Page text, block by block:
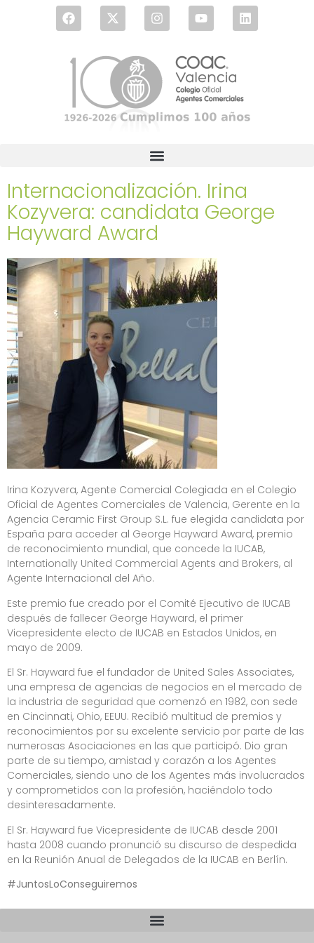
Internacionalización. Irina
Kozyvera: candidata George
Hayward Award
Irina Kozyvera, Agente Comercial Colegiada en el Colegio
Oficial de Agentes Comerciales de Valencia, Gerente en la
Agencia Ceramic First Group S.L. fue elegida candidata por
España para acceder al George Hayward Award, premio
de reconocimiento mundial, que concede la IUCAB,
Internationally United Commercial Agents and Brokers, al
Agente Internacional del Año.
Este premio fue creado por el Comité Ejecutivo de IUCAB
después de fallecer George Hayward, el primer
Vicepresidente electo de IUCAB en Estados Unidos, en
mayo de 2009.
El Sr. Hayward fue el fundador de United Sales Associates,
una empresa de agencias de negocios en el mercado de
la industria de seguridad que comenzó en 1982, con sede
en Cincinnati, Ohio, EEUU. Recibió multitud de premios y
reconocimientos por su excelente servicio por parte de las
numerosas Asociaciones en las que participó. Dio gran
parte de su tiempo, amistad y corazón a los Agentes
Comerciales, siendo uno de los Agentes más involucrados
y comprometidos con la profesión, haciéndolo todo
desinteresadamente.
El Sr. Hayward fue Vicepresidente de IUCAB desde 2001
hasta 2008 cuando pronunció su discurso de despedida
en la Reunión Anual de Delegados de la IUCAB en Berlín.
#JuntosLoConseguiremos